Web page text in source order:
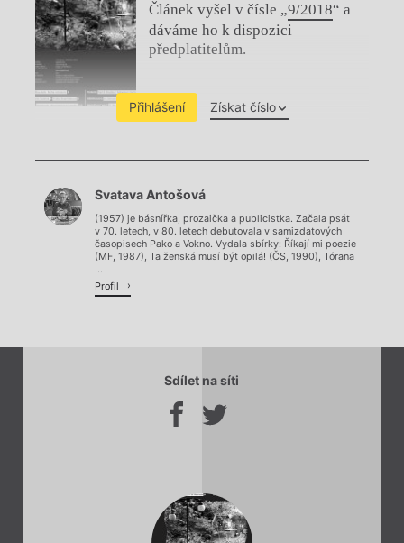
Článek vyšel v čísle „9/2018“ a
dáváme ho k dispozici
předplatitelům.
Přihlášení Získat číslo
Chviličku.
Načítá se.
Svatava Antošová
(1957) je básnířka, prozaička a publicistka. Začala psát
v 70. letech, v 80. letech debutovala v samizdatových
časopisech Pako a Vokno. Vydala sbírky: Říkají mi poezie
(MF, 1987), Ta ženská musí být opilá! (ČS, 1990), Tórana
...
Profil
Sdílet na síti